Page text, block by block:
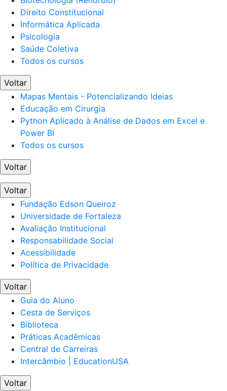
Direito Constitucional
Informática Aplicada
Psicologia
Saúde Coletiva
Todos os cursos
Voltar
Mapas Mentais - Potencializando Ideias
Educação em Cirurgia
Python Aplicado à Análise de Dados em Excel e
Power BI
Todos os cursos
Voltar
Voltar
Fundação Edson Queiroz
Universidade de Fortaleza
Avaliação Institucional
Responsabilidade Social
Acessibilidade
Política de Privacidade
Voltar
Guia do Aluno
Cesta de Serviços
Biblioteca
Práticas Acadêmicas
Central de Carreiras
Intercâmbio | EducationUSA
Voltar